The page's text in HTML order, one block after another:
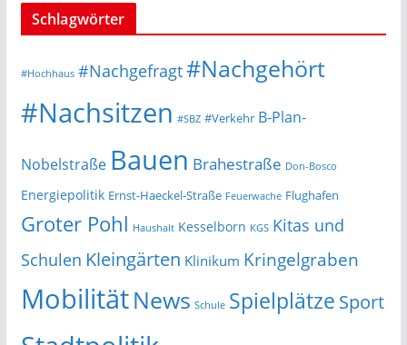
Schlagwörter
#Hochhaus #Nachgefragt#Nachgehört
#Nachsitzen #SBZ #Verkehr B-Plan-
Nobelstraße Bauen Brahestraße Don-Bosco
Energiepolitik Ernst-Haeckel-Straße Feuerwache Flughafen
Groter Pohl Haushalt Kesselborn KGS Kitas und
Schulen Kleingärten Klinikum Kringelgraben
MobilitätNews Schule Spielplätze Sport